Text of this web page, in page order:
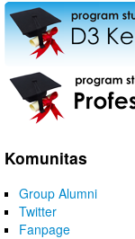
Komunitas
Group Alumni
Twitter
Fanpage